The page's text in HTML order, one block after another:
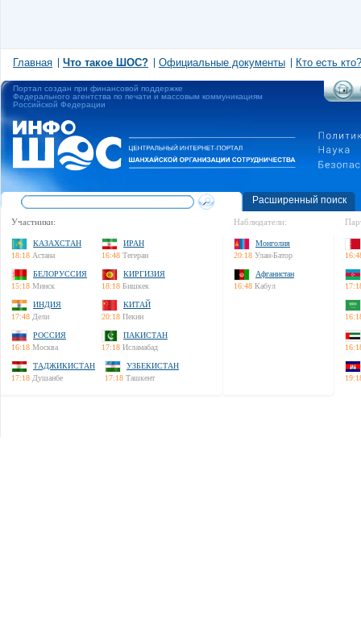
Главная Что такое ШОС? Официальные документы Кто есть кто?
Портал создан при финансовой поддержке
Федерального агентства по печати и массовым коммуникациям
Российской Федерации
Расширенный поиск
Участники:
КАЗАХСТАН
18:18 Астана
ИРАН
16:48 Тегеран
БЕЛОРУССИЯ
15:18 Минск
КИРГИЗИЯ
18:18 Бишкек
ИНДИЯ
17:48 Дели
КИТАЙ
20:18 Пекин
РОССИЯ
16:18 Москва
ПАКИСТАН
17:18 Исламабад
ТАДЖИКИСТАН
17:18 Душанбе
УЗБЕКИСТАН
17:18 Ташкент
Наблюдатели:
Монголия
20:18 Улан-Батор
Афганистан
16:48 Кабул